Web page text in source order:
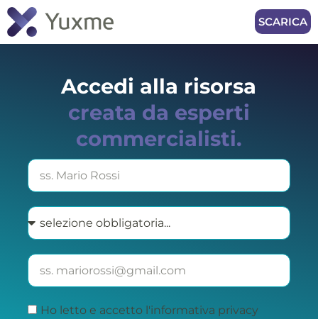
SCARICA
Accedi alla risorsa
creata da esperti
commercialisti.
Ho letto e accetto l'informativa privacy